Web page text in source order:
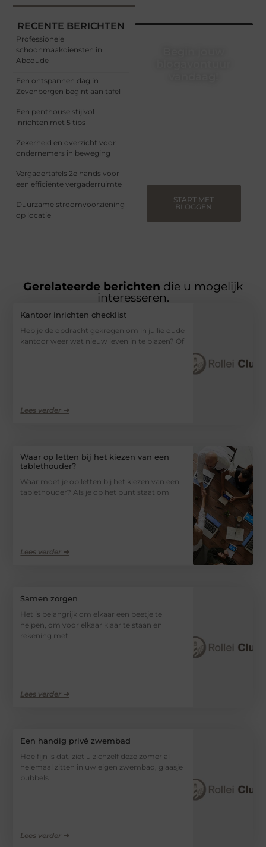
RECENTE BERICHTEN
Professionele
schoonmaakdiensten in
Abcoude
Een ontspannen dag in
Zevenbergen begint aan tafel
Een penthouse stijlvol
inrichten met 5 tips
Zekerheid en overzicht voor
ondernemers in beweging
Vergadertafels 2e hands voor
een efficiënte vergaderruimte
Duurzame stroomvoorziening
op locatie
START MET
BLOGGEN
Gerelateerde berichten die u mogelijk
interesseren.
Kantoor inrichten checklist
Heb je de opdracht gekregen om in jullie oude
kantoor weer wat nieuw leven in te blazen? Of
Lees verder ➜
Waar op letten bij het kiezen van een
tablethouder?
Waar moet je op letten bij het kiezen van een
tablethouder? Als je op het punt staat om
Lees verder ➜
Samen zorgen
Het is belangrijk om elkaar een beetje te
helpen, om voor elkaar klaar te staan en
rekening met
Lees verder ➜
Een handig privé zwembad
Hoe fijn is dat, ziet u zichzelf deze zomer al
helemaal zitten in uw eigen zwembad, glaasje
bubbels
Lees verder ➜